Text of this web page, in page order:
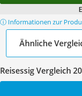
ⓘ Informationen zur
Ähnliche
Reisessig Vergleich